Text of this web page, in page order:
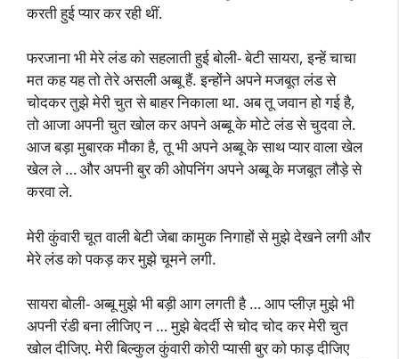
करती हुई प्यार कर रही थीं.
फरजाना भी मेरे लंड को सहलाती हुई बोली- बेटी सायरा, इन्हें चाचा
मत कह यह तो तेरे असली अब्बू हैं. इन्होंने अपने मजबूत लंड से
चोदकर तुझे मेरी चुत से बाहर निकाला था. अब तू जवान हो गई है,
तो आजा अपनी चुत खोल कर अपने अब्बू के मोटे लंड से चुदवा ले.
आज बड़ा मुबारक मौका है, तू भी अपने अब्बू के साथ प्यार वाला खेल
खेल ले … और अपनी बुर की ओपनिंग अपने अब्बू के मजबूत लौड़े से
करवा ले.
मेरी कुंवारी चूत वाली बेटी जेबा कामुक निगाहों से मुझे देखने लगी और
मेरे लंड को पकड़ कर मुझे चूमने लगी.
सायरा बोली- अब्बू मुझे भी बड़ी आग लगती है … आप प्लीज़ मुझे भी
अपनी रंडी बना लीजिए न … मुझे बेदर्दी से चोद चोद कर मेरी चुत
खोल दीजिए. मेरी बिल्कुल कुंवारी कोरी प्यासी बुर को फाड़ दीजिए